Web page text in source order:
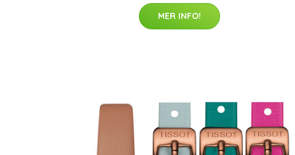
MER INFO!